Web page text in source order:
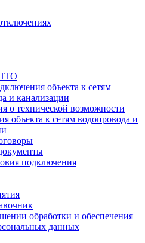
объекта к сетям
и канализации
о технической возможности
объекта к сетям водопровода и
подключения
обработки и обеспечения
данных